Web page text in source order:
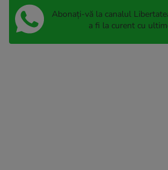
Abonați-vă la canalul
a fi la curent cu